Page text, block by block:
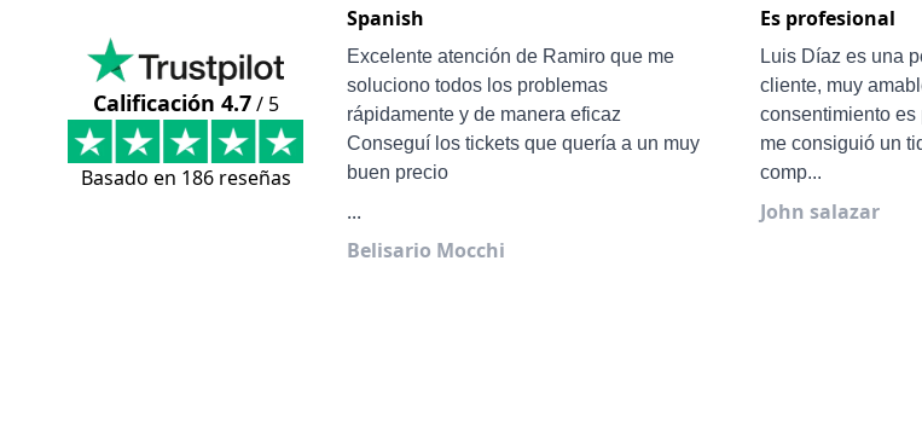
Calificación 4.7/ 5
Basado en 186 reseñas
Spanish
Excelente atención de Ramiro que me
soluciono todos los problemas
rápidamente y de manera eficaz
Conseguí los tickets que quería a un muy
buen precio
...
Belisario Mocchi
Es profesional
Luis Díaz es una
cliente, muy
consentimiento
me consiguió un
comp...
John salazar